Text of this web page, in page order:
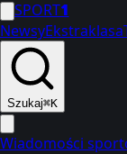
SPORT1
NewsyEkstraklasa
Szukaj⌘K
Wiadomości